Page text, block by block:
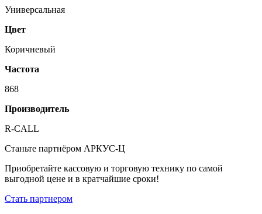
Универсальная
Цвет
Коричневый
Частота
868
Производитель
R-CALL
Станьте партнёром АРКУС-Ц
Приобретайте кассовую и торговую технику по самой
выгодной цене и в кратчайшие сроки!
Стать партнером